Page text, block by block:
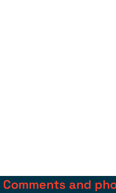
Comments and